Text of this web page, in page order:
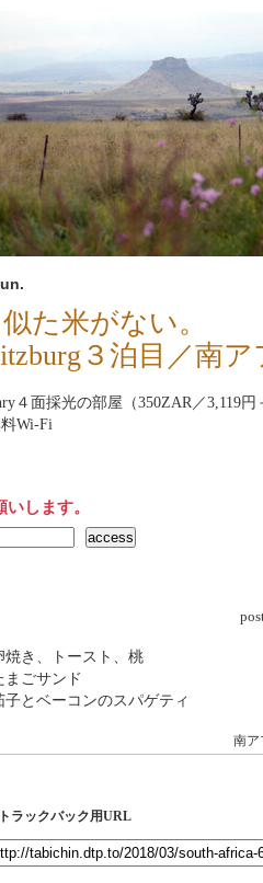
た米がない。
３泊目／南ア
４面採光の部屋（350ZAR／3,119円
Wi-Fi
します。
き、トースト、桃
ごサンド
とベーコンのスパゲティ
南ア
トラックバック用URL